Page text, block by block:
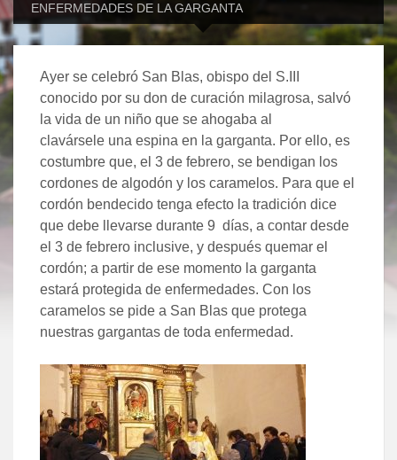
ENFERMEDADES DE LA GARGANTA
Ayer se celebró San Blas, obispo del S.III
conocido por su don de curación milagrosa, salvó
la vida de un niño que se ahogaba al
clavársele una espina en la garganta. Por ello, es
costumbre que, el 3 de febrero, se bendigan los
cordones de algodón y los caramelos. Para que el
cordón bendecido tenga efecto la tradición dice
que debe llevarse durante 9 días, a contar desde
el 3 de febrero inclusive, y después quemar el
cordón; a partir de ese momento la garganta
estará protegida de enfermedades. Con los
caramelos se pide a San Blas que protega
nuestras gargantas de toda enfermedad.